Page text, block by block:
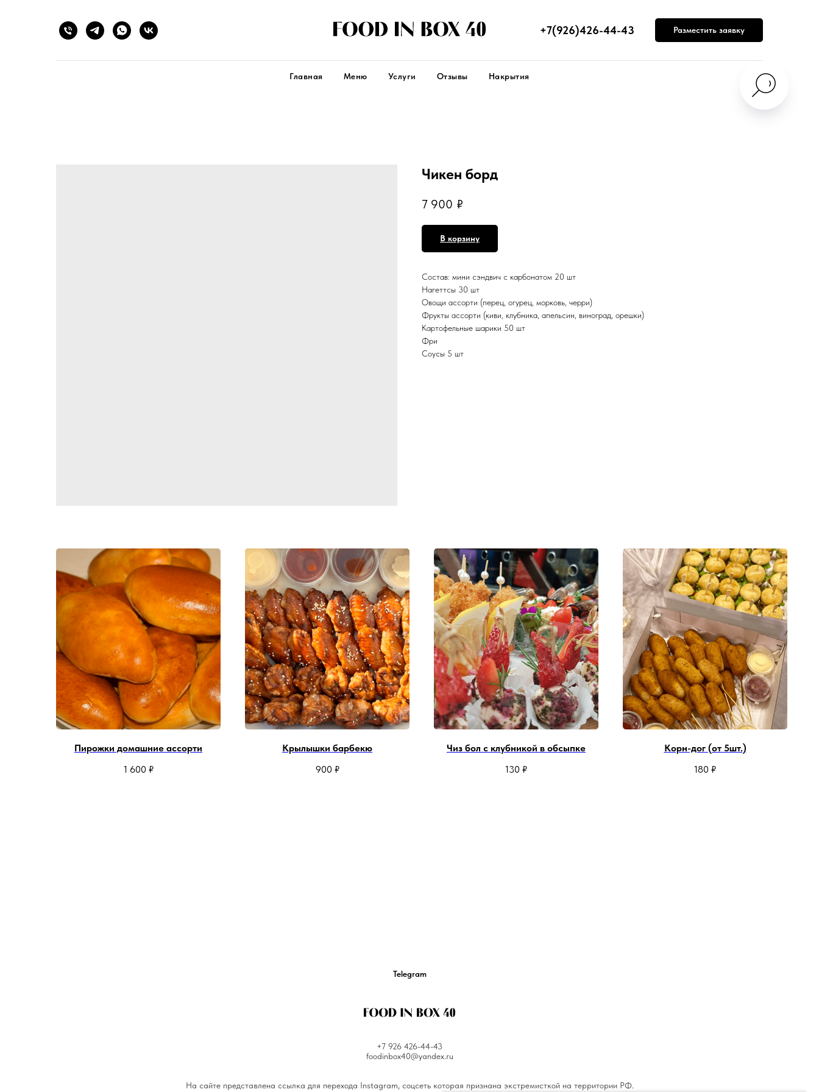
+7(926)426-44-43 Разместить заявку
Главная Меню Услуги Отзывы Накрытия
Чикен борд
7 900 ₽
В корзину
Cостав: мини сэндвич с карбонатом 20 шт
Нагеттсы 30 шт
Овощи ассорти (перец, огурец, морковь, черри)
Фрукты ассорти (киви, клубника, апельсин, виноград, орешки)
Картофельные шарики 50 шт
Фри
Соусы 5 шт
Пирожки домашние ассорти
1 600 ₽
Крылышки барбекю
900 ₽
Чиз бол с клубникой в обсыпке
130 ₽
Корн-дог (от 5шт.)
180 ₽
Telegram
+7 926 426-44-43
foodinbox40@yandex.ru
На сайте представлена ссылка для перехода Instagram, соцсеть которая признана экстремисткой на территории РФ.